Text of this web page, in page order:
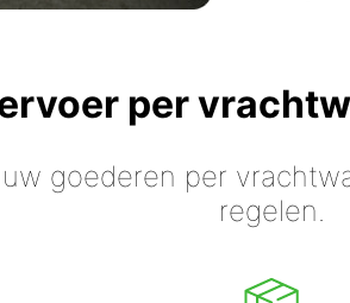
per
goederen per
regelen.